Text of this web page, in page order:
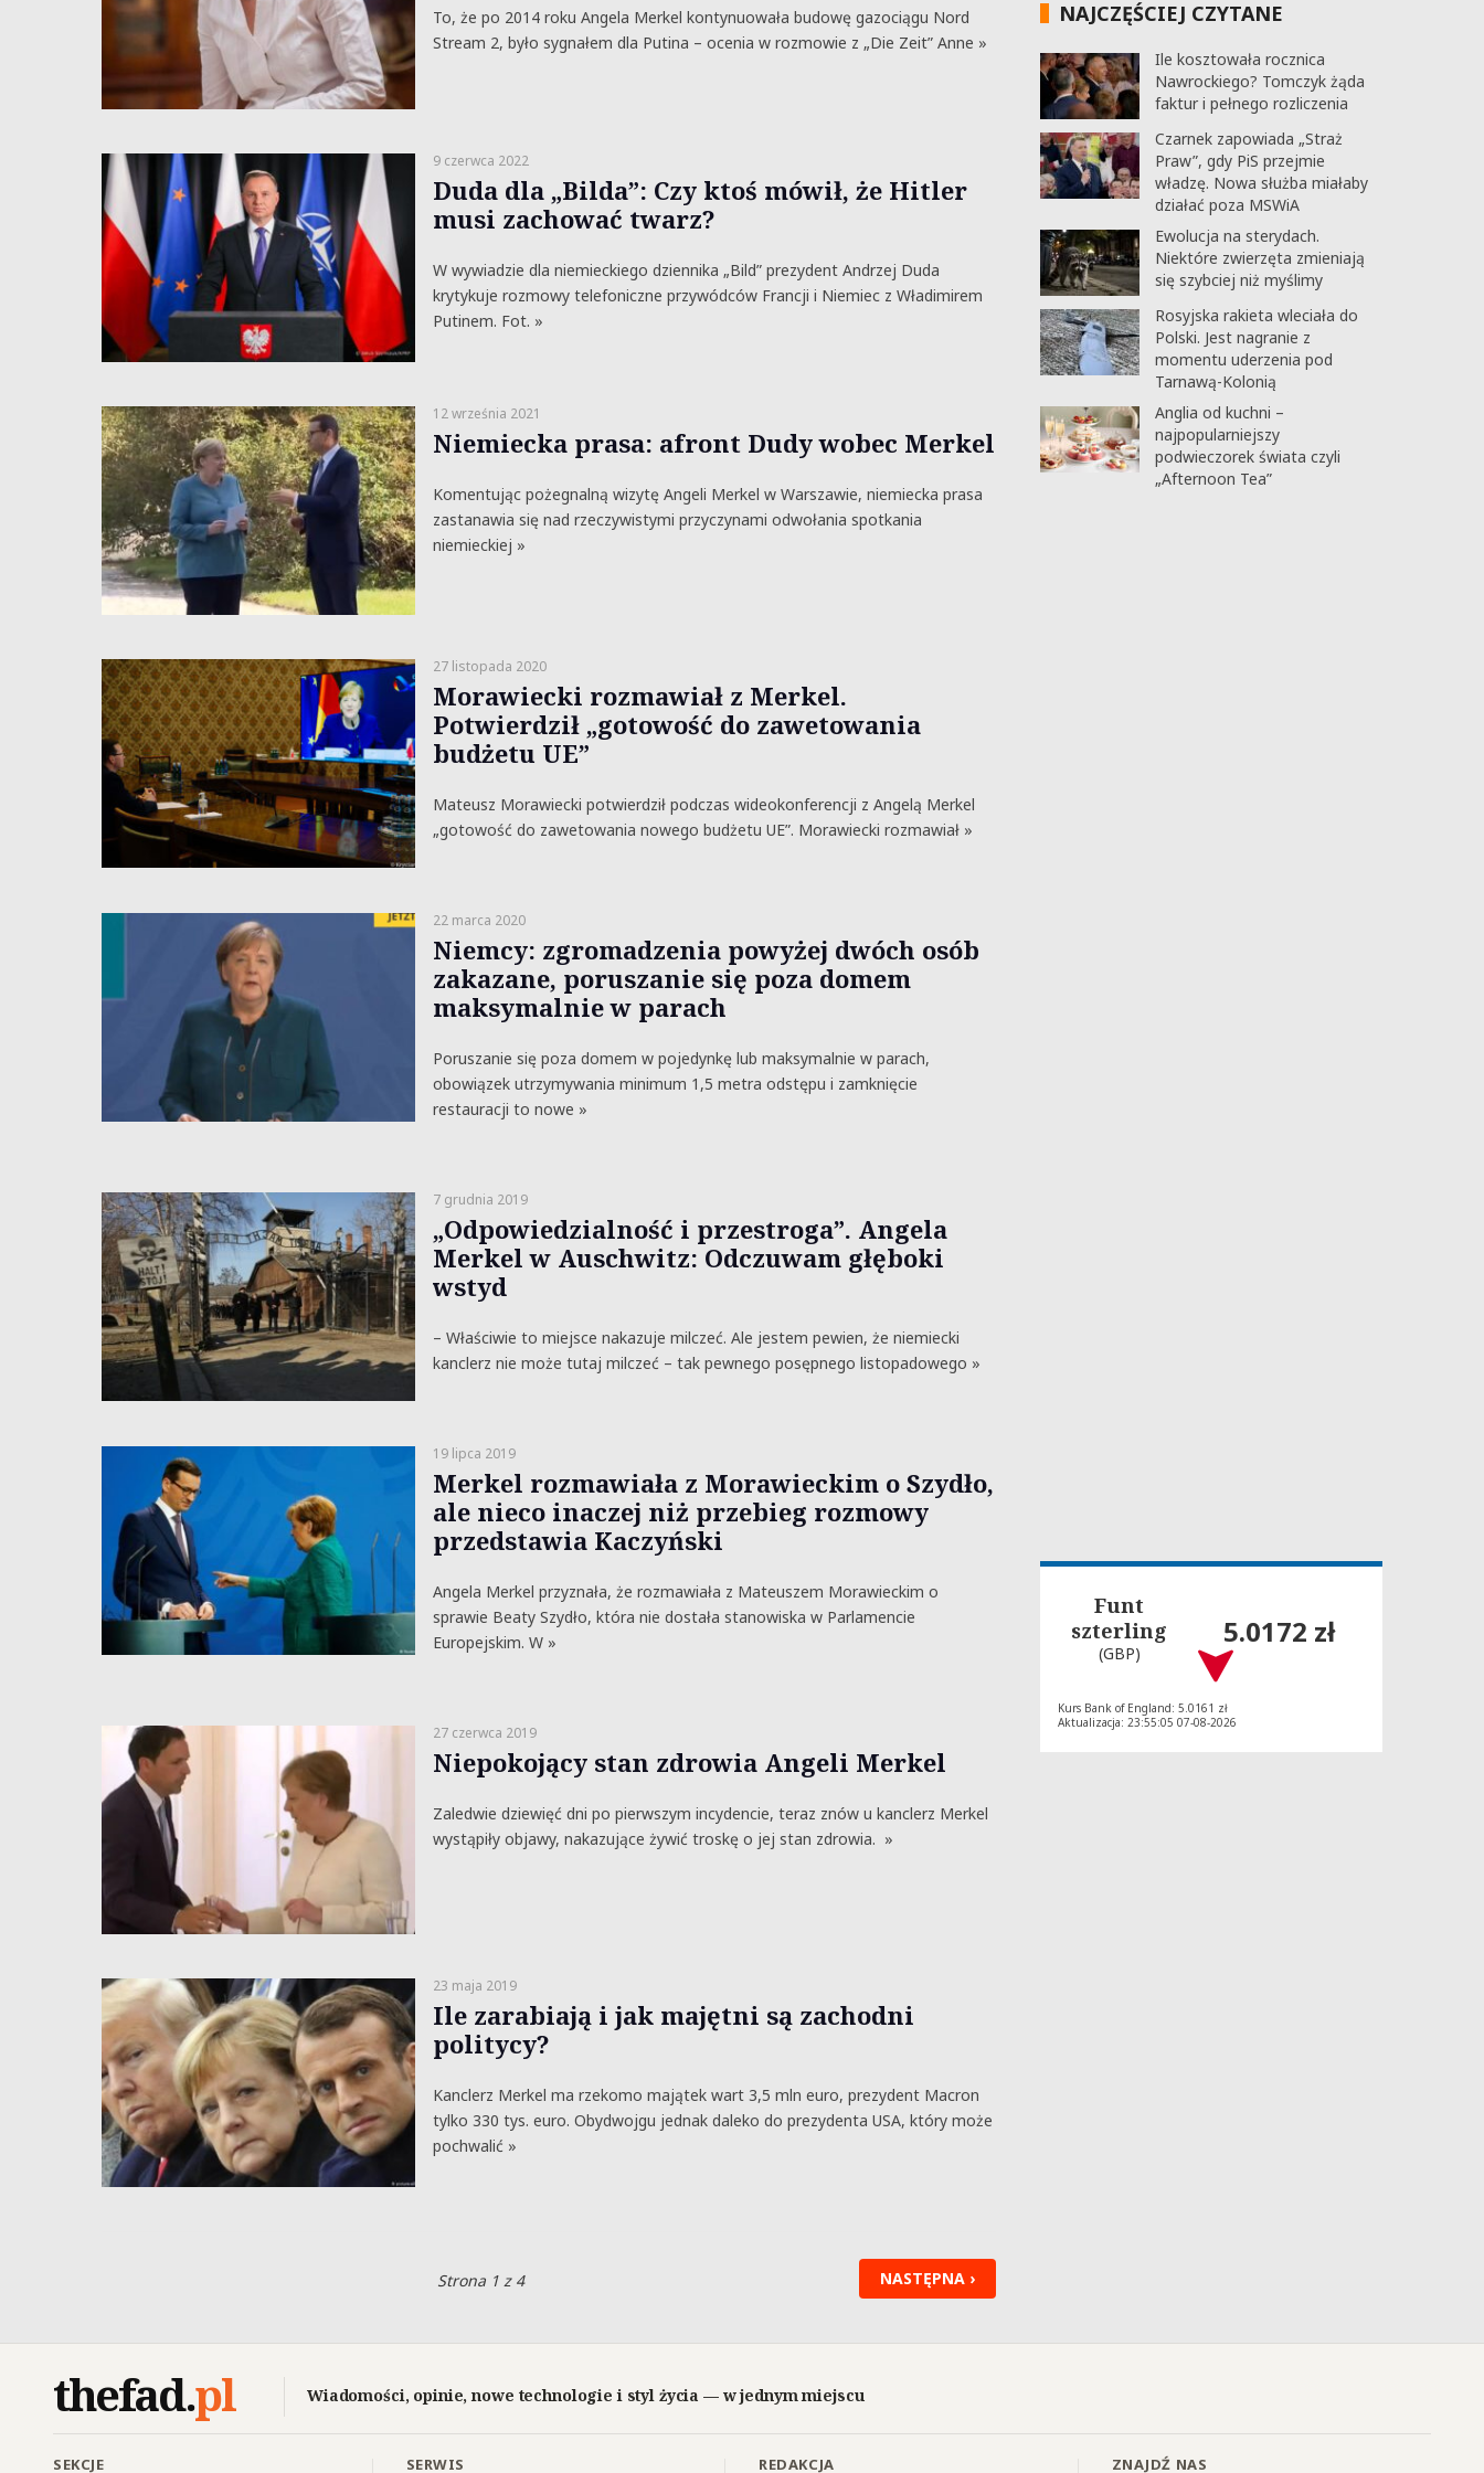
To, że po 2014 roku Angela Merkel kontynuowała budowę gazociągu Nord
Stream 2, było sygnałem dla Putina – ocenia w rozmowie z „Die Zeit” Anne »
9 czerwca 2022
Duda dla „Bilda”: Czy ktoś mówił, że Hitler
musi zachować twarz?
W wywiadzie dla niemieckiego dziennika „Bild” prezydent Andrzej Duda
krytykuje rozmowy telefoniczne przywódców Francji i Niemiec z Władimirem
Putinem. Fot. »
12 września 2021
Niemiecka prasa: afront Dudy wobec Merkel
Komentując pożegnalną wizytę Angeli Merkel w Warszawie, niemiecka prasa
zastanawia się nad rzeczywistymi przyczynami odwołania spotkania
niemieckiej »
27 listopada 2020
Morawiecki rozmawiał z Merkel.
Potwierdził „gotowość do zawetowania
budżetu UE”
Mateusz Morawiecki potwierdził podczas wideokonferencji z Angelą Merkel
„gotowość do zawetowania nowego budżetu UE”. Morawiecki rozmawiał »
22 marca 2020
Niemcy: zgromadzenia powyżej dwóch osób
zakazane, poruszanie się poza domem
maksymalnie w parach
Poruszanie się poza domem w pojedynkę lub maksymalnie w parach,
obowiązek utrzymywania minimum 1,5 metra odstępu i zamknięcie
restauracji to nowe »
7 grudnia 2019
„Odpowiedzialność i przestroga”. Angela
Merkel w Auschwitz: Odczuwam głęboki
wstyd
– Właściwie to miejsce nakazuje milczeć. Ale jestem pewien, że niemiecki
kanclerz nie może tutaj milczeć – tak pewnego posępnego listopadowego »
19 lipca 2019
Merkel rozmawiała z Morawieckim o Szydło,
ale nieco inaczej niż przebieg rozmowy
przedstawia Kaczyński
Angela Merkel przyznała, że rozmawiała z Mateuszem Morawieckim o
sprawie Beaty Szydło, która nie dostała stanowiska w Parlamencie
Europejskim. W »
27 czerwca 2019
Niepokojący stan zdrowia Angeli Merkel
Zaledwie dziewięć dni po pierwszym incydencie, teraz znów u kanclerz Merkel
wystąpiły objawy, nakazujące żywić troskę o jej stan zdrowia. »
23 maja 2019
Ile zarabiają i jak majętni są zachodni
politycy?
Kanclerz Merkel ma rzekomo majątek wart 3,5 mln euro, prezydent Macron
tylko 330 tys. euro. Obydwojgu jednak daleko do prezydenta USA, który może
pochwalić »
NASTĘPNA ›
Strona 1 z 4
NAJCZĘŚCIEJ CZYTANE
Ile kosztowała rocznica
Nawrockiego? Tomczyk żąda
faktur i pełnego rozliczenia
Czarnek zapowiada „Straż
Praw”, gdy PiS przejmie
władzę. Nowa służba miałaby
działać poza MSWiA
Ewolucja na sterydach.
Niektóre zwierzęta zmieniają
się szybciej niż myślimy
Rosyjska rakieta wleciała do
Polski. Jest nagranie z
momentu uderzenia pod
Tarnawą-Kolonią
Anglia od kuchni –
najpopularniejszy
podwieczorek świata czyli
„Afternoon Tea”
Funt
szterling
(GBP)
5.0172 zł
Kurs Bank of England: 5.0161 zł
Aktualizacja: 23:55:05 07-08-2026
thefad.pl Wiadomości, opinie, nowe technologie i styl życia — w jednym miejscu
SEKCJE SERWIS REDAKCJA ZNAJDŹ NAS